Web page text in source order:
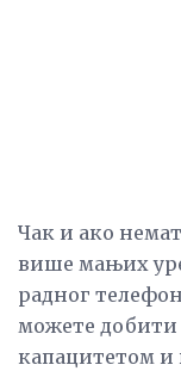
Чак и ако
више мањих
радног
можете добити
капацитетом и